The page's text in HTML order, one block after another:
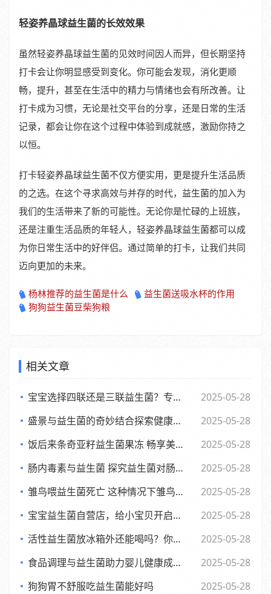
轻姿养晶球益生菌的长效效果
虽然轻姿养晶球益生菌的见效时间因人而异，但长期坚持
打卡会让你明显感受到变化。你可能会发现，消化更顺
畅，提升，甚至在生活中的精力与情绪也会有所改善。让
打卡成为习惯，无论是社交平台的分享，还是日常的生活
记录，都会让你在这个过程中体验到成就感，激励你持之
以恒。
打卡轻姿养晶球益生菌不仅方便实用，更是提升生活品质
的之选。在这个寻求高效与并存的时代，益生菌的加入为
我们的生活带来了新的可能性。无论你是忙碌的上班族，
还是注重生活品质的年轻人，轻姿养晶球益生菌都可以成
为你日常生活中的好伴侣。通过简单的打卡，让我们共同
迈向更加的未来。
杨林推荐的益生菌是什么
益生菌送吸水杯的作用
狗狗益生菌豆柴狗粮
相关文章
宝宝选择四联还是三联益生菌？专家观点大，妈妈们必看
2025-05-28
盛景与益生菌的奇妙结合探索健康新生活方式
2025-05-28
饭后来条奇亚籽益生菌果冻 畅享美味与健康的小确幸
2025-05-28
肠内毒素与益生菌 探究益生菌对肠内毒素的作用及功效
2025-05-28
雏鸟喂益生菌死亡 这种情况下雏鸟还能否食用
2025-05-28
宝宝益生菌自营店，给小宝贝开启肠道新世界，舒适快乐每一天
2025-05-28
活性益生菌放冰箱外还能喝吗？你可能不知道的
2025-05-28
食品调理与益生菌助力婴儿健康成长的全新探索
2025-05-28
狗狗胃不舒服吃益生菌能好吗
2025-05-28